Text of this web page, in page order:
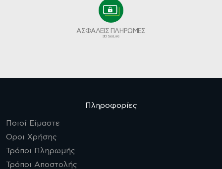
ΑΣΦΑΛΕΙΣ ΠΛΗΡΩΜΕΣ
3D Secure
Πληροφορίες
Ποιοί Είμαστε
Οροι Χρήσης
Τρόποι Πληρωμής
Τρόποι Αποστολής